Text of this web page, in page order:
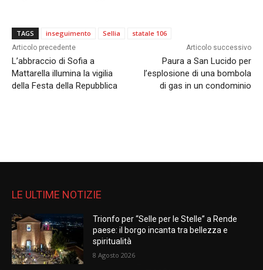
TAGS inseguimento Sellia statale 106
Articolo precedente
L’abbraccio di Sofia a
Mattarella illumina la vigilia
della Festa della Repubblica
Articolo successivo
Paura a San Lucido per
l’esplosione di una bombola
di gas in un condominio
LE ULTIME NOTIZIE
Trionfo per “Selle per le Stelle” a Rende
paese: il borgo incanta tra bellezza e
spiritualità
8 Agosto 2026